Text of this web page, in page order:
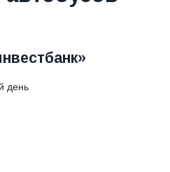
день